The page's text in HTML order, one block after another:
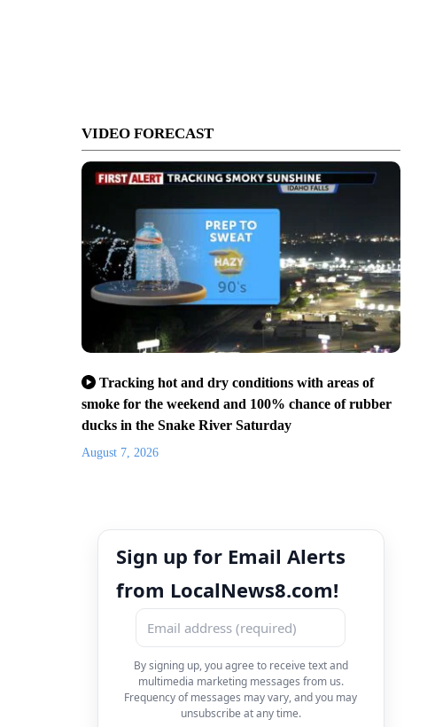
VIDEO FORECAST
Tracking hot and dry conditions with areas of
smoke for the weekend and 100% chance of rubber
ducks in the Snake River Saturday
August 7, 2026
Sign up for Email Alerts
from LocalNews8.com!
By signing up, you agree to receive text and
multimedia marketing messages from us.
Frequency of messages may vary, and you may
unsubscribe at any time.